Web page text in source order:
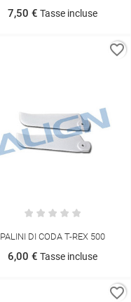
7,50 € Tasse incluse
PALINI DI CODA T-REX 500
6,00 € Tasse incluse
favorite_border
favorite_border